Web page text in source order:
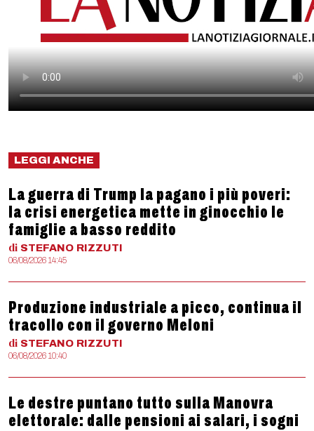
LEGGI ANCHE
La guerra di Trump la pagano i più poveri:
la crisi energetica mette in ginocchio le
famiglie a basso reddito
di STEFANO RIZZUTI
06/08/2026 14:45
Produzione industriale a picco, continua il
tracollo con il governo Meloni
di STEFANO RIZZUTI
06/08/2026 10:40
Le destre puntano tutto sulla Manovra
elettorale: dalle pensioni ai salari, i sogni